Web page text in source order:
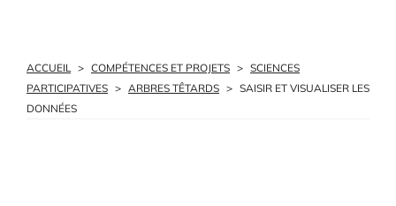
ACCUEIL > COMPÉTENCES ET PROJETS > SCIENCES
PARTICIPATIVES > ARBRES TÊTARDS > SAISIR ET VISUALISER LES
DONNÉES